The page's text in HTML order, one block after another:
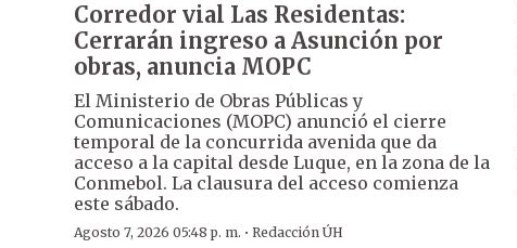
Corredor vial Las Residentas:
Cerrarán ingreso a Asunción por
obras, anuncia MOPC
El Ministerio de Obras Públicas y
Comunicaciones (MOPC) anunció el cierre
temporal de la concurrida avenida que da
acceso a la capital desde Luque, en la zona de la
Conmebol. La clausura del acceso comienza
este sábado.
Agosto 7, 2026 05:48 p. m. · Redacción ÚH